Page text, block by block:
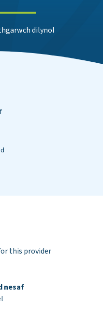
dilynol
this provider
nesaf